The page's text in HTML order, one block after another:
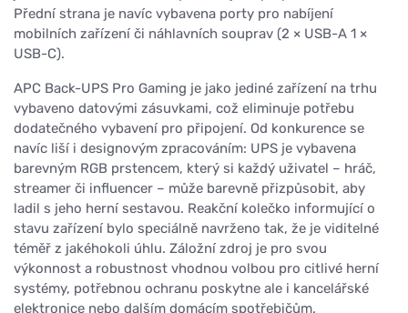
Přední strana je navíc vybavena porty pro nabíjení
mobilních zařízení či náhlavních souprav (2 × USB-A 1 ×
USB-C).
APC Back-UPS Pro Gaming je jako jediné zařízení na trhu
vybaveno datovými zásuvkami, což eliminuje potřebu
dodatečného vybavení pro připojení. Od konkurence se
navíc liší i designovým zpracováním: UPS je vybavena
barevným RGB prstencem, který si každý uživatel – hráč,
streamer či influencer – může barevně přizpůsobit, aby
ladil s jeho herní sestavou. Reakční kolečko informující o
stavu zařízení bylo speciálně navrženo tak, že je viditelné
téměř z jakéhokoli úhlu. Záložní zdroj je pro svou
výkonnost a robustnost vhodnou volbou pro citlivé herní
systémy, potřebnou ochranu poskytne ale i kancelářské
elektronice nebo dalším domácím spotřebičům.